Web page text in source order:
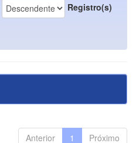
Registro(s)
Anterior 1 Próximo